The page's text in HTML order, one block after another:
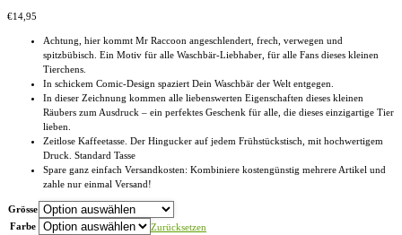
€14,95
Achtung, hier kommt Mr Raccoon angeschlendert, frech, verwegen und
spitzbübisch. Ein Motiv für alle Waschbär-Liebhaber, für alle Fans dieses kleinen
Tierchens.
In schickem Comic-Design spaziert Dein Waschbär der Welt entgegen.
In dieser Zeichnung kommen alle liebenswerten Eigenschaften dieses kleinen
Räubers zum Ausdruck – ein perfektes Geschenk für alle, die dieses einzigartige Tier
lieben.
Zeitlose Kaffeetasse. Der Hingucker auf jedem Frühstückstisch, mit hochwertigem
Druck. Standard Tasse
Spare ganz einfach Versandkosten: Kombiniere kostengünstig mehrere Artikel und
zahle nur einmal Versand!
Grösse
Farbe
Zurücksetzen